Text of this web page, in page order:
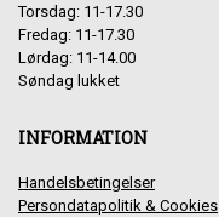
Torsdag: 11-17.30
Fredag: 11-17.30
Lørdag: 11-14.00
Søndag lukket
INFORMATION
Handelsbetingelser
Persondatapolitik & Cookies